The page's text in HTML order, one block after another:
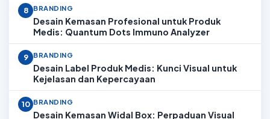
8 BRANDING
Desain Kemasan Profesional untuk Produk
Medis: Quantum Dots Immuno Analyzer
9 BRANDING
Desain Label Produk Medis: Kunci Visual untuk
Kejelasan dan Kepercayaan
10 BRANDING
Desain Kemasan Widal Box: Perpaduan Visual